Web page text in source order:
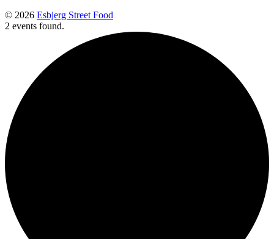
© 2026 Esbjerg Street Food
2 events found.